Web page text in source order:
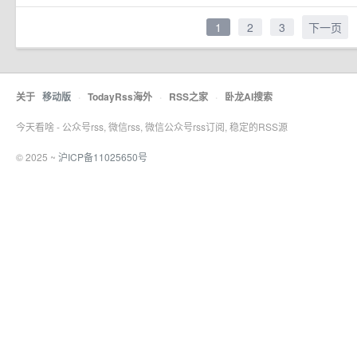
1 2 3 下一页
关于 移动版 · TodayRss海外 · RSS之家 · 卧龙AI搜索
今天看啥 - 公众号rss, 微信rss, 微信公众号rss订阅, 稳定的RSS源
© 2025 ~ 沪ICP备11025650号